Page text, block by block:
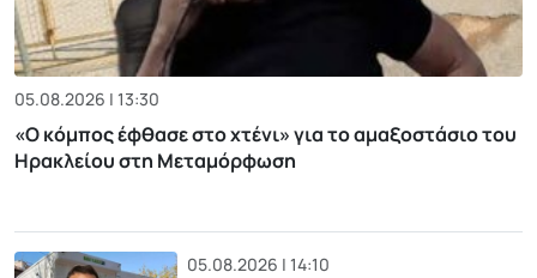
05.08.2026 | 13:30
«Ο κόμπος έφθασε στο χτένι» για το αμαξοστάσιο του
Ηρακλείου στη Μεταμόρφωση
05.08.2026 | 14:10